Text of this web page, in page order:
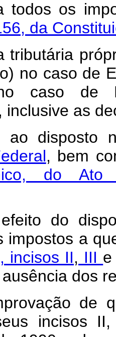
todos os
da
tributária
no caso de
caso de
inclusive as
ao disposto
, bem
do Ato
do
impostos a
incisos II, III
dos
de
incisos